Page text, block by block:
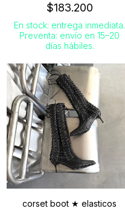
$183.200
En stock: entrega inmediata.
Preventa: envío en 15–20
días hábiles.
corset boot ★ elasticos